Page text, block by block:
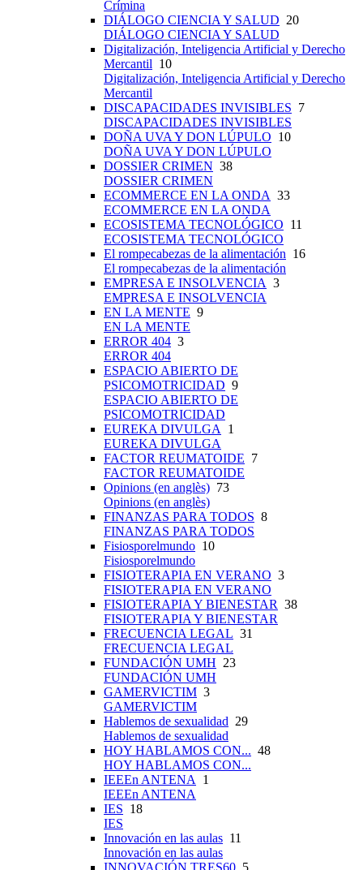
Crímina
DIÁLOGO CIENCIA Y SALUD 20
DIÁLOGO CIENCIA Y SALUD
Digitalización, Inteligencia Artificial y Derecho
Mercantil 10
Digitalización, Inteligencia Artificial y Derecho
Mercantil
DISCAPACIDADES INVISIBLES 7
DISCAPACIDADES INVISIBLES
DOÑA UVA Y DON LÚPULO 10
DOÑA UVA Y DON LÚPULO
DOSSIER CRIMEN 38
DOSSIER CRIMEN
ECOMMERCE EN LA ONDA 33
ECOMMERCE EN LA ONDA
ECOSISTEMA TECNOLÓGICO 11
ECOSISTEMA TECNOLÓGICO
El rompecabezas de la alimentación 16
El rompecabezas de la alimentación
EMPRESA E INSOLVENCIA 3
EMPRESA E INSOLVENCIA
EN LA MENTE 9
EN LA MENTE
ERROR 404 3
ERROR 404
ESPACIO ABIERTO DE
PSICOMOTRICIDAD 9
ESPACIO ABIERTO DE
PSICOMOTRICIDAD
EUREKA DIVULGA 1
EUREKA DIVULGA
FACTOR REUMATOIDE 7
FACTOR REUMATOIDE
Opinions (en anglès) 73
Opinions (en anglès)
FINANZAS PARA TODOS 8
FINANZAS PARA TODOS
Fisiosporelmundo 10
Fisiosporelmundo
FISIOTERAPIA EN VERANO 3
FISIOTERAPIA EN VERANO
FISIOTERAPIA Y BIENESTAR 38
FISIOTERAPIA Y BIENESTAR
FRECUENCIA LEGAL 31
FRECUENCIA LEGAL
FUNDACIÓN UMH 23
FUNDACIÓN UMH
GAMERVICTIM 3
GAMERVICTIM
Hablemos de sexualidad 29
Hablemos de sexualidad
HOY HABLAMOS CON... 48
HOY HABLAMOS CON...
IEEEn ANTENA 1
IEEEn ANTENA
IES 18
IES
Innovación en las aulas 11
Innovación en las aulas